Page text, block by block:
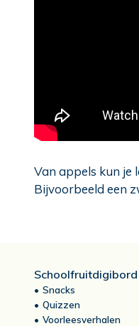
Van appels kun je
Bijvoorbeeld een
Schoolfruitdigibord
Snacks
Quizzen
Voorleesverhalen